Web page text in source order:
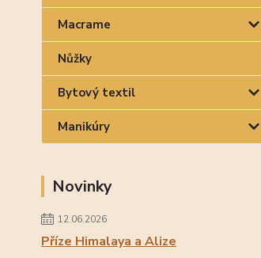
Macrame
Nůžky
Bytový textil
Manikúry
Novinky
12.06.2026
Příze Himalaya a Alize